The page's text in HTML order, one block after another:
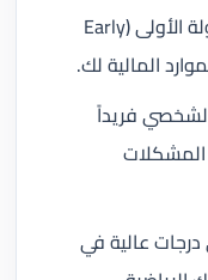
التقديم في الجولة الأولى (Early
فريداً
عالية في